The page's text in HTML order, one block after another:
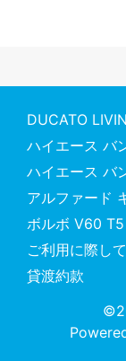
DUCATO
ハイエース バ
ハイエース バ
アルファード
ボルボ V60
ご利用に際し
貸渡約款